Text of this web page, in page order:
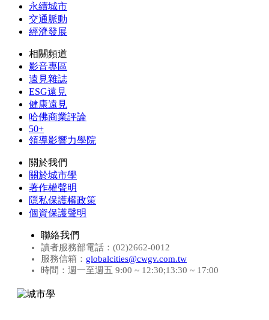
永續城市
交通脈動
經濟發展
相關頻道
影音專區
遠見雜誌
ESG遠見
健康遠見
哈佛商業評論
50+
領導影響力學院
關於我們
關於城市學
著作權聲明
隱私保護權政策
個資保護聲明
聯絡我們
讀者服務部電話：(02)2662-0012
服務信箱： globalcities@cwgv.com.tw
時間：週一至週五 9:00 ~ 12:30;13:30 ~ 17:00